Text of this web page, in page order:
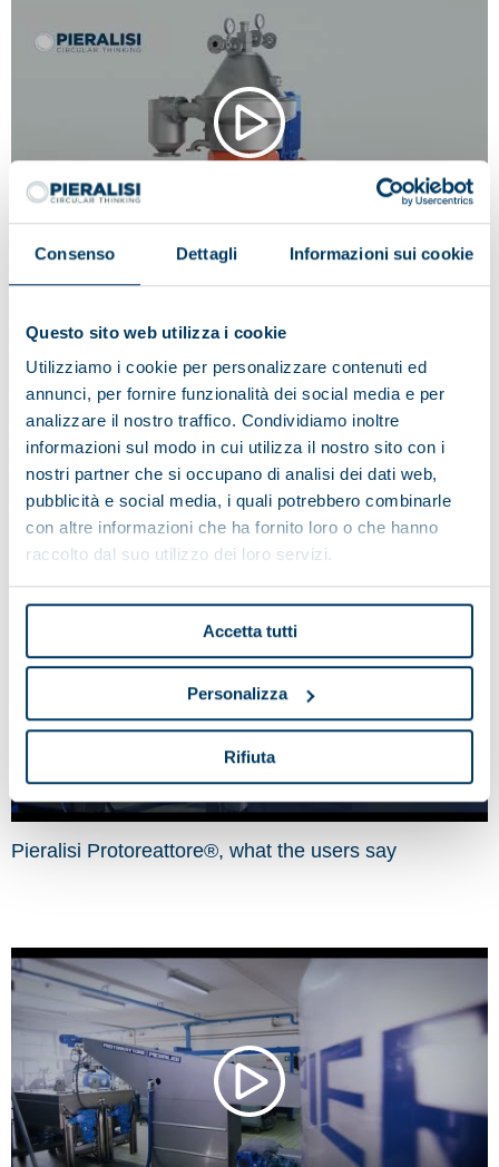
Consenso Dettagli Informazioni sui cookie
Questo sito web utilizza i cookie
Utilizziamo i cookie per personalizzare contenuti ed
annunci, per fornire funzionalità dei social media e per
analizzare il nostro traffico. Condividiamo inoltre
informazioni sul modo in cui utilizza il nostro sito con i
nostri partner che si occupano di analisi dei dati web,
pubblicità e social media, i quali potrebbero combinarle
con altre informazioni che ha fornito loro o che hanno
raccolto dal suo utilizzo dei loro servizi.
Accetta tutti
Personalizza
Rifiuta
Pieralisi | 3D animation of disc stack separator with
Olive oil
Pieralisi Protoreattore®, what the users say